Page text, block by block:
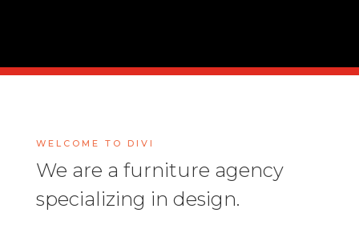
WELCOME TO DIVI
We are a furniture agency
specializing in design.